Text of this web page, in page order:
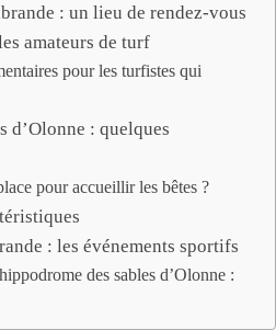
: un lieu de rendez-vous
amateurs de turf
pour les turfistes qui
d’Olonne : quelques
pour accueillir les bêtes ?
: les événements sportifs
des sables d’Olonne :